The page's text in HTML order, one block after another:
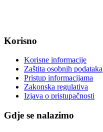
Korisno
Korisne informacije
Zaštita osobnih podataka
Pristup informacijama
Zakonska regulativa
Izjava o pristupačnosti
Gdje se nalazimo